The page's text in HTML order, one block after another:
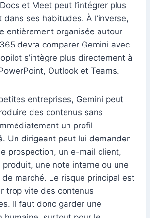
et Meet peut l’intégrer plus
dans ses habitudes. À l’inverse,
entièrement organisée autour
devra comparer Gemini avec
s’intègre plus directement à
Outlook et Teams.
entreprises, Gemini peut
des contenus sans
un profil
Un dirigeant peut lui demander
prospection, un e-mail client,
produit, une note interne ou une
de marché. Le risque principal est
trop vite des contenus
Il faut donc garder une